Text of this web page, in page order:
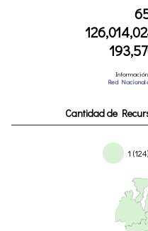
Red Nacional
Cantidad de
1 (124)